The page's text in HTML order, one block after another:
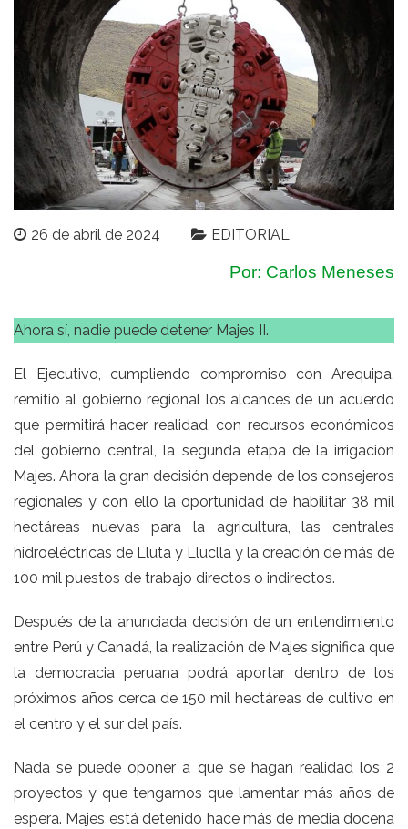
26 de abril de 2024 EDITORIAL
Por: Carlos Meneses
Ahora sí, nadie puede detener Majes II.
El Ejecutivo, cumpliendo compromiso con Arequipa,
remitió al gobierno regional los alcances de un acuerdo
que permitirá hacer realidad, con recursos económicos
del gobierno central, la segunda etapa de la irrigación
Majes. Ahora la gran decisión depende de los consejeros
regionales y con ello la oportunidad de habilitar 38 mil
hectáreas nuevas para la agricultura, las centrales
hidroeléctricas de Lluta y Lluclla y la creación de más de
100 mil puestos de trabajo directos o indirectos.
Después de la anunciada decisión de un entendimiento
entre Perú y Canadá, la realización de Majes significa que
la democracia peruana podrá aportar dentro de los
próximos años cerca de 150 mil hectáreas de cultivo en
el centro y el sur del país.
Nada se puede oponer a que se hagan realidad los 2
proyectos y que tengamos que lamentar más años de
espera. Majes está detenido hace más de media docena